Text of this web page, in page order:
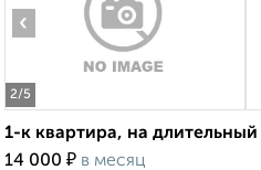
2/5
‹
1-к квартира, на
14 000 ₽ в месяц